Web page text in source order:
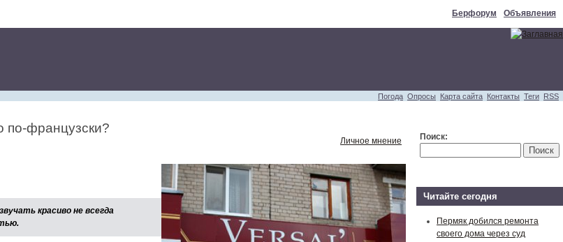
Берфорум Объявления
Погода Опросы Карта сайта Контакты Теги RSS
по-французски?
Личное мнение
красиво не всегда
Поиск:
Читайте сегодня
Пермяк добился ремонта
своего дома через суд